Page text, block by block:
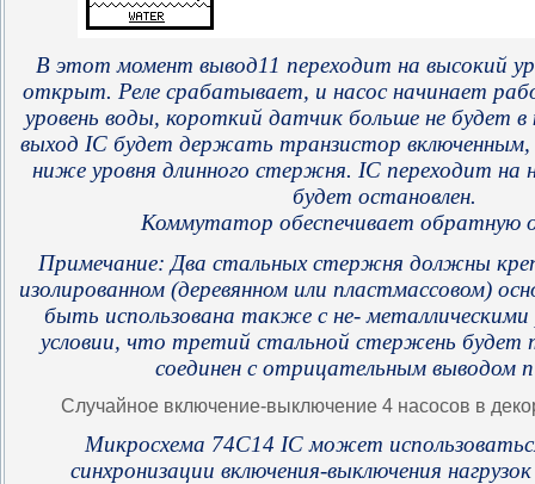
В этот момент вывод11 переходит на высокий
открыт. Реле срабатывает, и насос начинает
уровень воды, короткий датчик больше не будет
выход IC будет держать транзистор включенным,
ниже уровня длинного стержня. IC переходит на
будет остановлен.
Коммутатор обеспечивает обратную
Примечание: Два стальных стержня должны
изолированном (деревянном или пластмассовом)
быть использована также с не-
условии, что третий стальной стержень
соединен с отрицательным выводом
Случайное включение-выключение 4 насосов в
Микросхема 74C14 IC может
синхронизации включения-выключения